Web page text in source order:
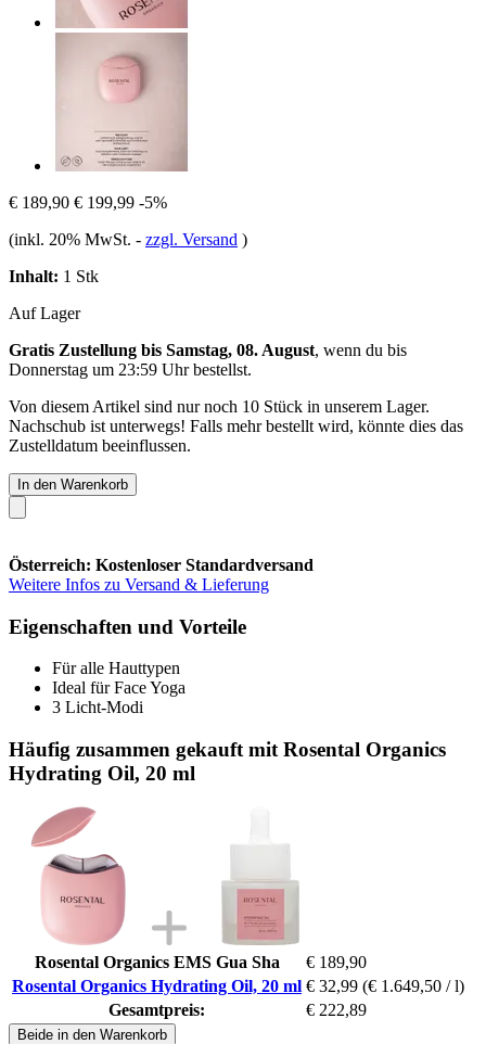
€ 189,90 € 199,99 -5%
(inkl. 20% MwSt. - zzgl. Versand )
Inhalt: 1 Stk
Auf Lager
Gratis Zustellung bis Samstag, 08. August, wenn du bis
Donnerstag um 23:59 Uhrbestellst.
Von diesem Artikel sind nur noch 10 Stück in unserem Lager.
Nachschub ist unterwegs! Falls mehr bestellt wird, könnte dies das
Zustelldatum beeinflussen.
In den Warenkorb
Österreich: Kostenloser Standardversand
Weitere Infos zu Versand & Lieferung
Eigenschaften und Vorteile
Für alle Hauttypen
Ideal für Face Yoga
3 Licht-Modi
Häufig zusammen gekauft mit Rosental Organics
Hydrating Oil, 20 ml
Rosental Organics EMS Gua Sha
€ 189,90
Rosental Organics Hydrating Oil, 20 ml € 32,99 (€ 1.649,50 / l)
Gesamtpreis:
€ 222,89
Beide in den Warenkorb